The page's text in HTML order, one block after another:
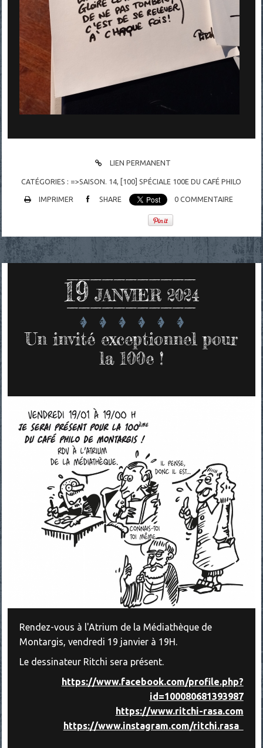
LIEN PERMANENT
CATÉGORIES : =>SAISON. 14, [100] SPÉCIALE 100E DU CAFÉ PHILO
IMPRIMER SHARE 0 COMMENTAIRE
19 JANVIER 2024
Un invité exceptionnel pour
la 100e !
Rendez-vous à l'Atrium de la Médiathèque de
Montargis, vendredi 19 janvier à 19H.
Le dessinateur Ritchi sera présent.
https://www.facebook.com/profile.php?
id=100080681393987
https://www.ritchi-rasa.com
https://www.instagram.com/ritchi.rasa